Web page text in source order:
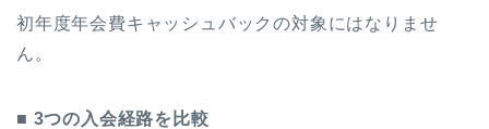
初年度年会費キャッシュバックの対象にはなりませ
ん。
■ 3つの入会経路を比較